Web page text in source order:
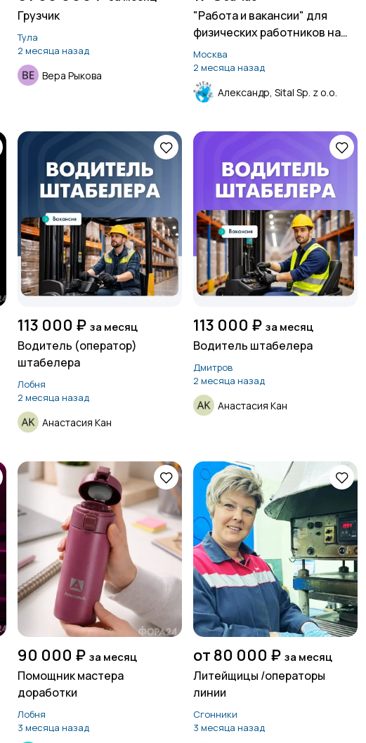
Грузчик
Тула
2 месяца назад
Вера Рыкова
"Работа и вакансии" для
физических работников на
производстве сыров в
Швейцарии
Москва
2 месяца назад
Александр, Sital Sp. z o.o.
113 000 ₽ за месяц
Водитель (оператор)
штабелера
Лобня
2 месяца назад
Анастасия Кан
113 000 ₽ за месяц
Водитель штабелера
Дмитров
2 месяца назад
Анастасия Кан
90 000 ₽ за месяц
Помощник мастера
доработки
Лобня
3 месяца назад
от 80 000 ₽ за месяц
Литейщицы /операторы
линии
Сгонники
3 месяца назад